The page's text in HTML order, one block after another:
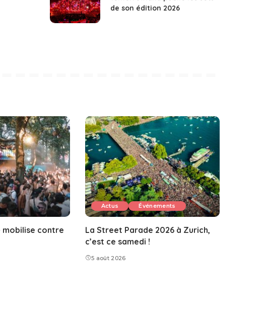
de son édition 2026
mobilise contre
Actus Événements
La Street Parade 2026 à Zurich,
c’est ce samedi !
5 août 2026